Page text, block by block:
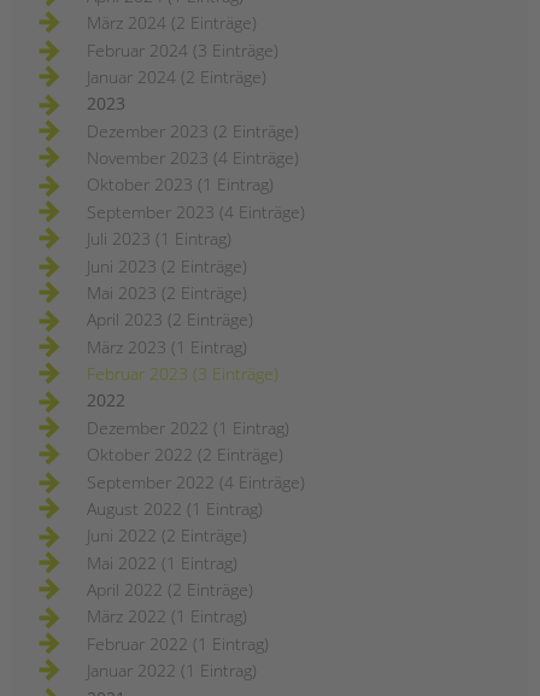
März 2024 (2 Einträge)
Februar 2024 (3 Einträge)
Januar 2024 (2 Einträge)
2023
Dezember 2023 (2 Einträge)
November 2023 (4 Einträge)
Oktober 2023 (1 Eintrag)
September 2023 (4 Einträge)
Juli 2023 (1 Eintrag)
Juni 2023 (2 Einträge)
Mai 2023 (2 Einträge)
April 2023 (2 Einträge)
März 2023 (1 Eintrag)
Februar 2023 (3 Einträge)
2022
Dezember 2022 (1 Eintrag)
Oktober 2022 (2 Einträge)
September 2022 (4 Einträge)
August 2022 (1 Eintrag)
Juni 2022 (2 Einträge)
Mai 2022 (1 Eintrag)
April 2022 (2 Einträge)
März 2022 (1 Eintrag)
Februar 2022 (1 Eintrag)
Januar 2022 (1 Eintrag)